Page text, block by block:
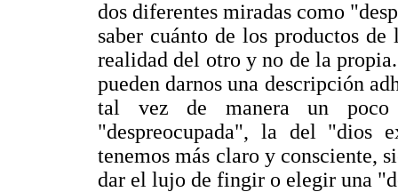
dos diferentes miradas como
saber cuánto de los productos
realidad del otro y no de la
pueden darnos una descripción
tal vez de manera un poco
"despreocupada", la del "dios
tenemos más claro y consciente,
dar el lujo de fingir o elegir una